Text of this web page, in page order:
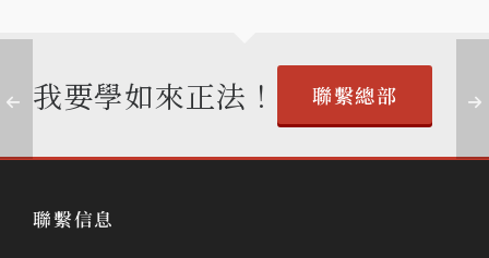
我要學如來正法！ 聯繫總部
聯繫信息